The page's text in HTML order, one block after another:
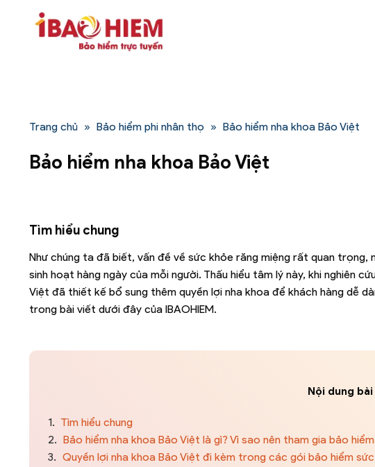
Trang chủ » Bảo hiểm phi nhân thọ » Bảo hiểm nha khoa Bảo Việt
Bảo hiểm nha khoa Bảo Việt
Tìm hiểu chung
Như chúng ta đã biết, vấn đề về sức khỏe răng miệng rất quan
sinh hoạt hàng ngày của mỗi người. Thấu hiểu tâm lý này, khi nghiên
Việt đã thiết kế bổ sung thêm quyền lợi nha khoa để khách hàng dễ
trong bài viết dưới đây của IBAOHIEM.
Nội dung
1. Tìm hiểu chung
2. Bảo hiểm nha khoa Bảo Việt là gì? Vì sao nên tham gia bảo
3. Quyền lợi nha khoa Bảo Việt đi kèm trong các gói bảo hiểm